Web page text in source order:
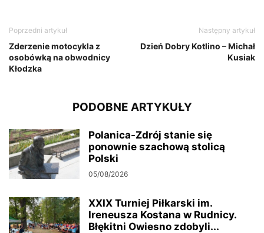
Poprzedni artykuł
Zderzenie motocykla z
osobówką na obwodnicy
Kłodzka
Następny artykuł
Dzień Dobry Kotlino – Michał
Kusiak
PODOBNE ARTYKUŁY
Polanica-Zdrój stanie się
ponownie szachową stolicą
Polski
05/08/2026
XXIX Turniej Piłkarski im.
Ireneusza Kostana w Rudnicy.
Błękitni Owiesno zdobyli...